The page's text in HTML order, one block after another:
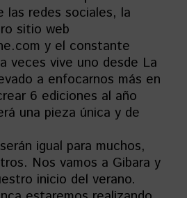
las redes sociales, la
sitio web
y el constante
veces vive uno desde La
a enfocarnos más en
6 ediciones al año
una pieza única y de
igual para muchos,
Nos vamos a Gibara y
inicio del verano.